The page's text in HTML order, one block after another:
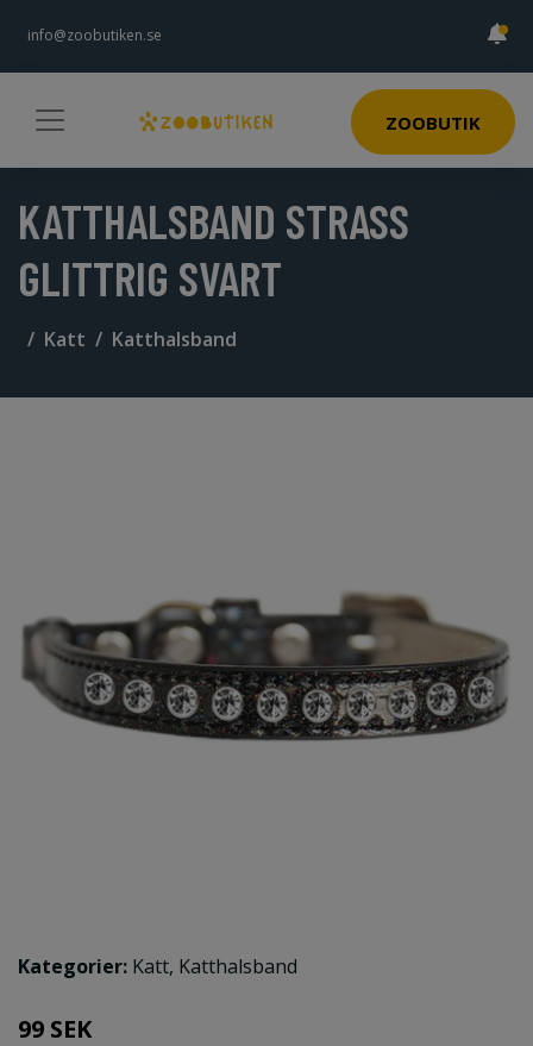
info@zoobutiken.se
ZOOBUTIK
KATTHALSBAND STRASS
GLITTRIG SVART
Katt Katthalsband
Kategorier: Katt, Katthalsband
99 SEK